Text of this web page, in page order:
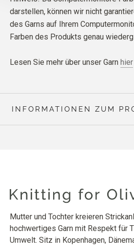
darstellen, können wir nicht
des Garns auf Ihrem
Farben des Produkts genau
Lesen Sie mehr über unser Garn hier
INFORMATIONEN ZUM
Mutter und Tochter kreieren
hochwertiges Garn mit Respekt für
Umwelt. Sitz in Kopenhagen,